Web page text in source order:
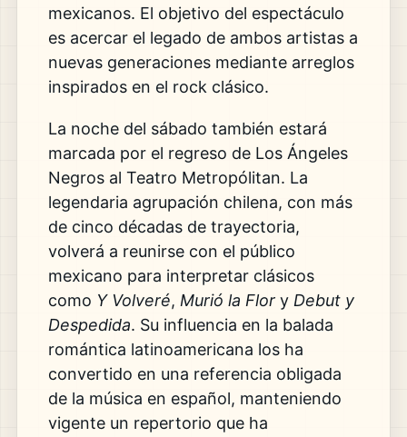
mexicanos. El objetivo del espectáculo
es acercar el legado de ambos artistas a
nuevas generaciones mediante arreglos
inspirados en el rock clásico.
La noche del sábado también estará
marcada por el regreso de Los Ángeles
Negros al Teatro Metropólitan. La
legendaria agrupación chilena, con más
de cinco décadas de trayectoria,
volverá a reunirse con el público
mexicano para interpretar clásicos
como Y Volveré, Murió la Flory Debut y
Despedida. Su influencia en la balada
romántica latinoamericana los ha
convertido en una referencia obligada
de la música en español, manteniendo
vigente un repertorio que ha